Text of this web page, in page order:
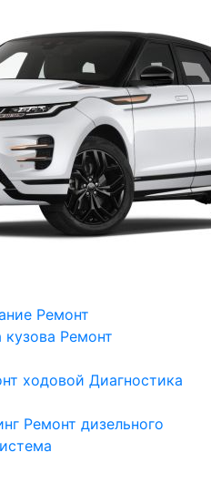
Ремонт
кузова Ремонт
ходовой Диагностика
Ремонт дизельного